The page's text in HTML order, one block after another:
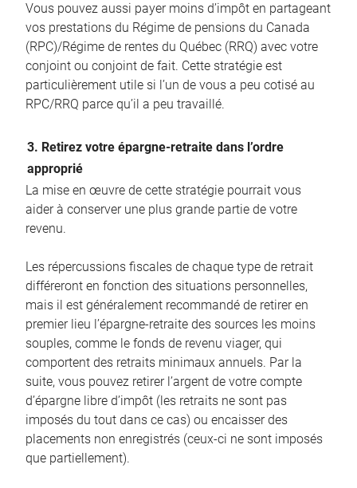
Vous pouvez aussi payer moins d’impôt en partageant
vos prestations du Régime de pensions du Canada
(RPC)/Régime de rentes du Québec (RRQ) avec votre
conjoint ou conjoint de fait. Cette stratégie est
particulièrement utile si l’un de vous a peu cotisé au
RPC/RRQ parce qu’il a peu travaillé.
3. Retirez votre épargne-retraite dans l’ordre
approprié
La mise en œuvre de cette stratégie pourrait vous
aider à conserver une plus grande partie de votre
revenu.
Les répercussions fiscales de chaque type de retrait
différeront en fonction des situations personnelles,
mais il est généralement recommandé de retirer en
premier lieu l’épargne-retraite des sources les moins
souples, comme le fonds de revenu viager, qui
comportent des retraits minimaux annuels. Par la
suite, vous pouvez retirer l’argent de votre compte
d’épargne libre d’impôt (les retraits ne sont pas
imposés du tout dans ce cas) ou encaisser des
placements non enregistrés (ceux-ci ne sont imposés
que partiellement).